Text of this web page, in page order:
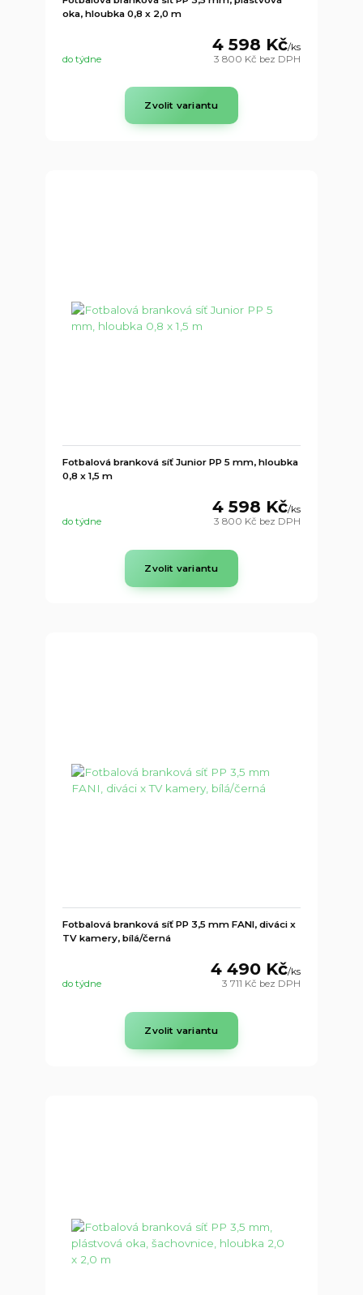
oka, hloubka 0,8 x 2,0 m
4 598 Kč/ks
3 800 Kč bez DPH
do týdne
Zvolit variantu
Fotbalová branková síť Junior PP 5 mm, hloubka
0,8 x 1,5 m
4 598 Kč/ks
3 800 Kč bez DPH
do týdne
Zvolit variantu
Fotbalová branková síť PP 3,5 mm FANI, diváci x
TV kamery, bílá/černá
4 490 Kč/ks
3 711 Kč bez DPH
do týdne
Zvolit variantu